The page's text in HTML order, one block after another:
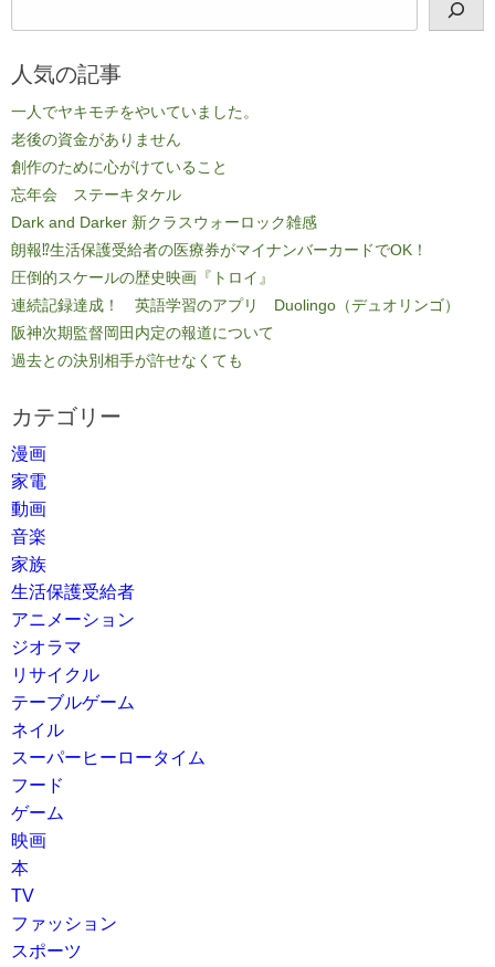
人気の記事
一人でヤキモチをやいていました。
老後の資金がありません
創作のために心がけていること
忘年会 ステーキタケル
Dark and Darker 新クラスウォーロック雑感
朗報⁉生活保護受給者の医療券がマイナンバーカードでOK！
圧倒的スケールの歴史映画『トロイ』
連続記録達成！ 英語学習のアプリ Duolingo（デュオリンゴ）
阪神次期監督岡田内定の報道について
過去との決別相手が許せなくても
カテゴリー
漫画
家電
動画
音楽
家族
生活保護受給者
アニメーション
ジオラマ
リサイクル
テーブルゲーム
ネイル
スーパーヒーロータイム
フード
ゲーム
映画
本
TV
ファッション
スポーツ